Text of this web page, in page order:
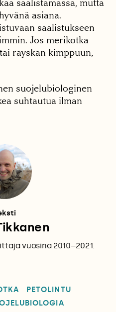
saalistamassa, mutta
asiana.
saalistukseen
Jos merikotka
räyskän kimppuun,
suojelubiologinen
suhtautua ilman
vuosina 2010–2021.
PETOLINTU